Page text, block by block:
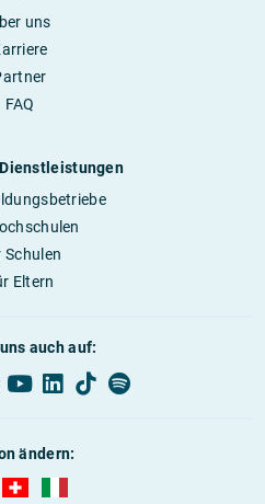
uns
FAQ
Schulen
Eltern
auch auf:
ändern:
plus Österreich (deutsch)